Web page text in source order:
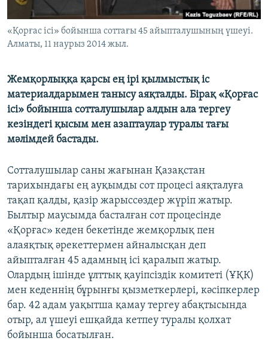
Басқа тілдерде
«Қорғас ісі» бойынша соттағы 45 айыпталушының үшеуі.
Алматы, 11 наурыз 2014 жыл.
Жемқорлыққа қарсы ең ірі қылмыстық іс
материалдарымен танысу аяқталды. Бірақ «Қорғас
ісі» бойынша сотталушылар алдын ала тергеу
кезіндегі қысым мен азаптаулар туралы тағы
мәлімдей бастады.
Сотталушылар саны жағынан Қазақстан
тарихындағы ең ауқымды сот процесі аяқталуға
тақап қалды, қазір жарыссөздер жүріп жатыр.
Былтыр маусымда басталған сот процесінде
«Қорғас» кеден бекетінде жемқорлық пен
алаяқтық әрекеттермен айналысқан деп
айыпталған 45 адамның ісі қаралып жатыр.
Олардың ішінде ұлттық қауіпсіздік комитеті (ҰҚК)
мен кеденнің бұрынғы қызметкерлері, кәсіпкерлер
бар. 42 адам уақытша қамау тергеу абақтысында
отыр, ал үшеуі ешқайда кетпеу туралы қолхат
бойынша босатылған.